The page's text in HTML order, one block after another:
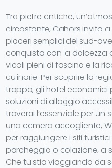
Tra pietre antiche,
circostante, Cahors invita
piaceri semplici del sud-
conquista con la dolcezza
vicoli pieni di fascino e la
culinarie. Per scoprire la
troppo, gli hotel economici
soluzioni di alloggio
troverai l’essenziale per un
una camera accogliente,
per raggiungere i siti
parcheggio o colazione, a
Che tu stia viaggiando da